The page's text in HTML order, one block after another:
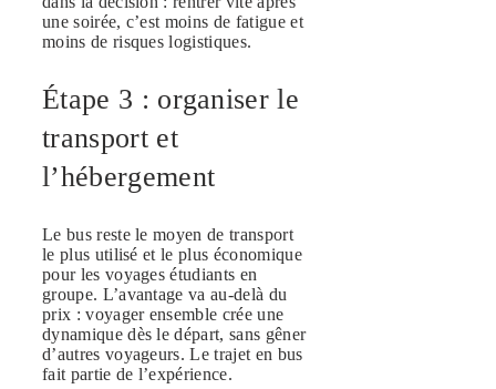
une soirée, c’est moins de fatigue et
moins de risques logistiques.
Étape 3 : organiser le
transport et
l’hébergement
Le bus reste le moyen de transport
le plus utilisé et le plus économique
pour les voyages étudiants en
groupe. L’avantage va au-delà du
prix : voyager ensemble crée une
dynamique dès le départ, sans gêner
d’autres voyageurs. Le trajet en bus
fait partie de l’expérience.